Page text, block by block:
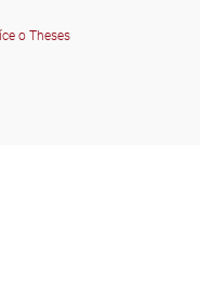
o Theses